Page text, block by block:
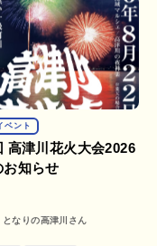
ベント
高津川花火大会2026
お知らせ
となりの高津川さん